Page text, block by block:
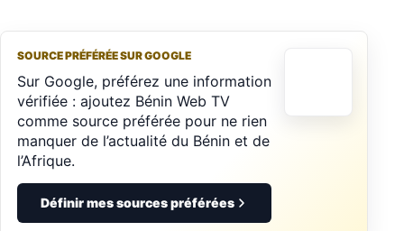
SOURCE PRÉFÉRÉE SUR GOOGLE
Sur Google, préférez une information
vérifiée : ajoutez Bénin Web TV
comme source préférée pour ne rien
manquer de l’actualité du Bénin et de
l’Afrique.
Définir mes sources préférées